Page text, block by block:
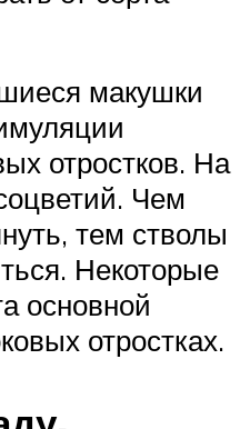
макушки
отростков. На
Чем
тем стволы
Некоторые
основной
отростках.